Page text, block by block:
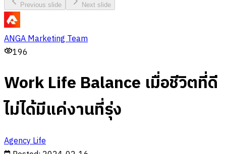
Previous slide Next slide
ANGA Marketing Team
196
Work Life Balance เมื่อชีวิตที่ดี
ไม่ได้มีแค่งานที่รุ่ง
Agency Life